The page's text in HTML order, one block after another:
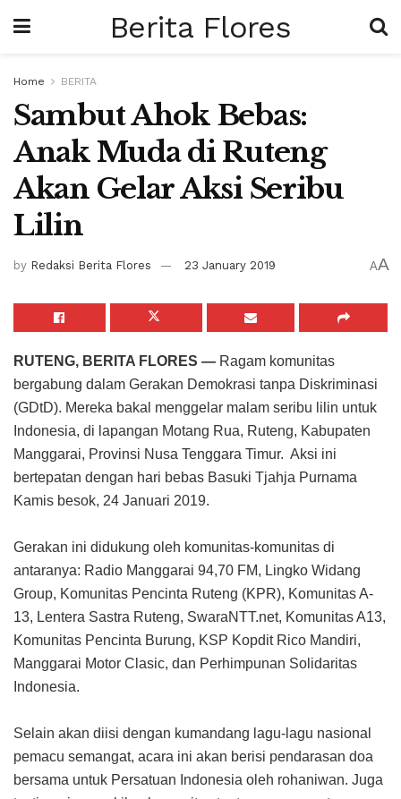
Berita Flores
Home BERITA
Sambut Ahok Bebas:
Anak Muda di Ruteng
Akan Gelar Aksi Seribu
Lilin
by Redaksi Berita Flores 23 January 2019 AA
RUTENG, BERITA FLORES — Ragam komunitas
bergabung dalam Gerakan Demokrasi tanpa Diskriminasi
(GDtD). Mereka bakal menggelar malam seribu lilin untuk
Indonesia, di lapangan Motang Rua, Ruteng, Kabupaten
Manggarai, Provinsi Nusa Tenggara Timur. Aksi ini
bertepatan dengan hari bebas Basuki Tjahja Purnama
Kamis besok, 24 Januari 2019.
Gerakan ini didukung oleh komunitas-komunitas di
antaranya: Radio Manggarai 94,70 FM, Lingko Widang
Group, Komunitas Pencinta Ruteng (KPR), Komunitas A-
13, Lentera Sastra Ruteng, SwaraNTT.net, Komunitas A13,
Komunitas Pencinta Burung, KSP Kopdit Rico Mandiri,
Manggarai Motor Clasic, dan Perhimpunan Solidaritas
Indonesia.
Selain akan diisi dengan kumandang lagu-lagu nasional
pemacu semangat, acara ini akan berisi pendarasan doa
bersama untuk Persatuan Indonesia oleh rohaniwan. Juga